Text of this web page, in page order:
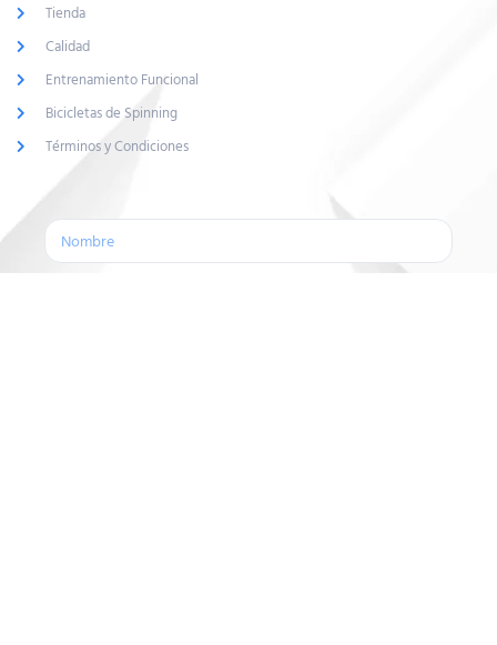
Tienda
Calidad
Entrenamiento Funcional
Bicicletas de Spinning
Términos y Condiciones